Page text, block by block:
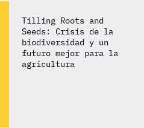
Tilling Roots and
Seeds: Crisis de la
biodiversidad y un
futuro mejor para la
agricultura